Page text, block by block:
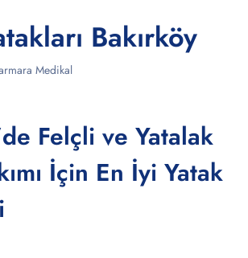
Bakırköy
Medikal
Felçli ve Yatalak
İçin En İyi Yatak